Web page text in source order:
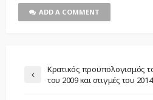
ADD A COMMENT
Κρατικός προϋπολογισμός
του 2009 και στιγμές του 2014!